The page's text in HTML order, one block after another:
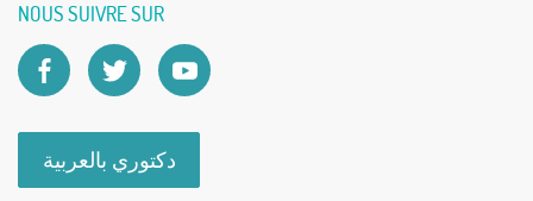
NOUS SUIVRE SUR
دكتوري بالعربية